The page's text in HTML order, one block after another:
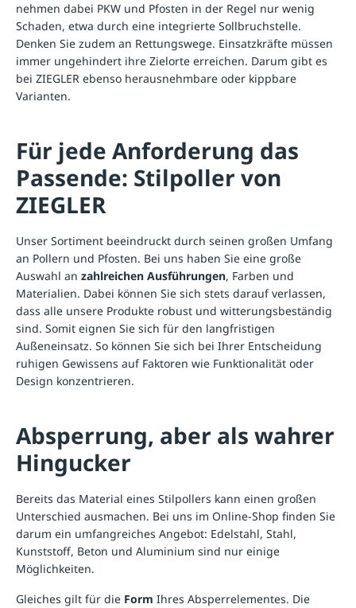
nehmen dabei PKW und Pfosten in der Regel nur wenig
Schaden, etwa durch eine integrierte Sollbruchstelle.
Denken Sie zudem an Rettungswege. Einsatzkräfte müssen
immer ungehindert ihre Zielorte erreichen. Darum gibt es
bei ZIEGLER ebenso herausnehmbare oder kippbare
Varianten.
Für jede Anforderung das
Passende: Stilpoller von
ZIEGLER
Unser Sortiment beeindruckt durch seinen großen Umfang
an Pollern und Pfosten. Bei uns haben Sie eine große
Auswahl an zahlreichen Ausführungen, Farben und
Materialien. Dabei können Sie sich stets darauf verlassen,
dass alle unsere Produkte robust und witterungsbeständig
sind. Somit eignen Sie sich für den langfristigen
Außeneinsatz. So können Sie sich bei Ihrer Entscheidung
ruhigen Gewissens auf Faktoren wie Funktionalität oder
Design konzentrieren.
Absperrung, aber als wahrer
Hingucker
Bereits das Material eines Stilpollers kann einen großen
Unterschied ausmachen. Bei uns im Online-Shop finden Sie
darum ein umfangreiches Angebot: Edelstahl, Stahl,
Kunststoff, Beton und Aluminium sind nur einige
Möglichkeiten.
Gleiches gilt für die Form Ihres Absperrelementes. Die